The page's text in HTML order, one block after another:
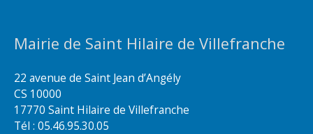
Mairie de Saint Hilaire de Villefranche
22 avenue de Saint Jean d’Angély
CS 10000
17770 Saint Hilaire de Villefranche
Tél : 05.46.95.30.05